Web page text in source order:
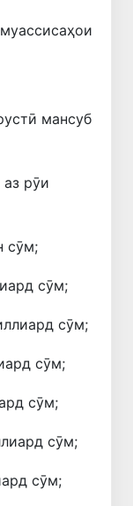
мансуб
рӯи
сӯм;
сӯм;
сӯм;
сӯм;
сӯм;
сӯм;
сӯм;